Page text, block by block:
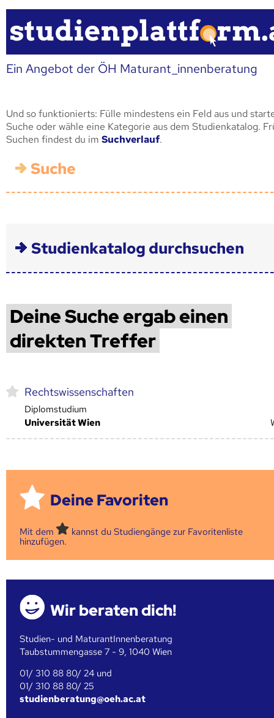
Ein Angebot der ÖH Maturant_innenberatung
Und so funktionierts: Fülle mindestens ein Feld aus und
Suche oder wähle eine Kategorie aus dem Studienkatalog.
Suchen findest du im Suchverlauf.
Suche
Studienkatalog durchsuchen
Deine Suche ergab einen
direkten Treffer
Rechtswissenschaften
Diplomstudium
Universität Wien
Deine Favoriten
Mit dem
kannst du Studiengänge zur Favoritenliste
hinzufügen.
Wir beraten dich!
Studien- und MaturantInnenberatung
Taubstummengasse 7 - 9, 1040 Wien
01/ 310 88 80/ 24 und
01/ 310 88 80/ 25
studienberatung@oeh.ac.at